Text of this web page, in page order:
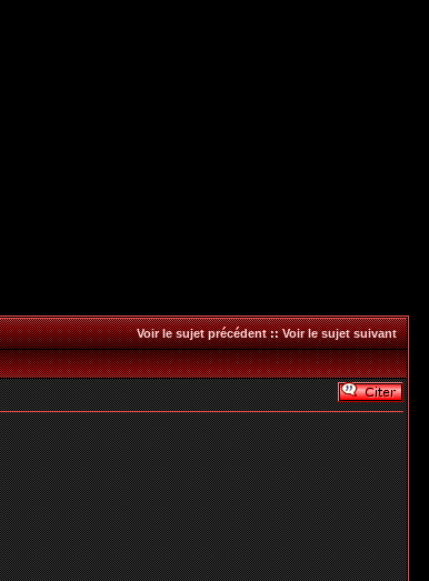
Voir le sujet précédent::Voir le sujet suivant